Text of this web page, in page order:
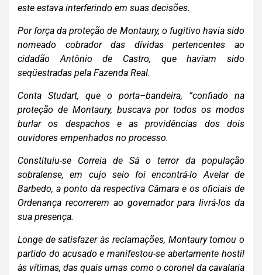
este estava interferindo em suas decisões.
Por força da proteção de Montaury, o fugitivo havia sido
nomeado cobrador das dívidas pertencentes ao
cidadão Antônio de Castro, que haviam sido
seqüestradas pela Fazenda Real.
Conta Studart, que o porta–bandeira, “confiado na
proteção de Montaury, buscava por todos os modos
burlar os despachos e asprovidências dos dois
ouvidores empenhados no processo.
Constituiu-se Correia de Sá o terror da população
sobralense, em cujo seio foi encontrá-lo Avelar de
Barbedo, a ponto da respectiva Câmara e os oficiais de
Ordenança recorrerem ao governador para livrá-los da
sua presença.
Longe de satisfazer às reclamações, Montaury tomou o
partido do acusado e manifestou-se abertamente hostil
às vítimas, das quais umas como o coronel da cavalaria